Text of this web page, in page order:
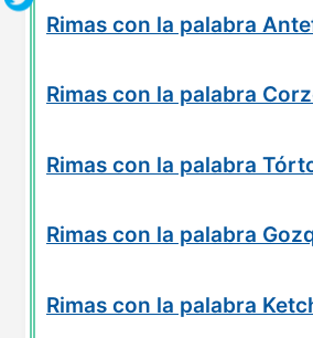
Rimas con la palabra
Rimas con la palabra
Rimas con la palabra
Rimas con la palabra
Rimas con la palabra